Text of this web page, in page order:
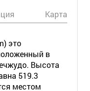
Карта
это
в
Высота
519.3
местом